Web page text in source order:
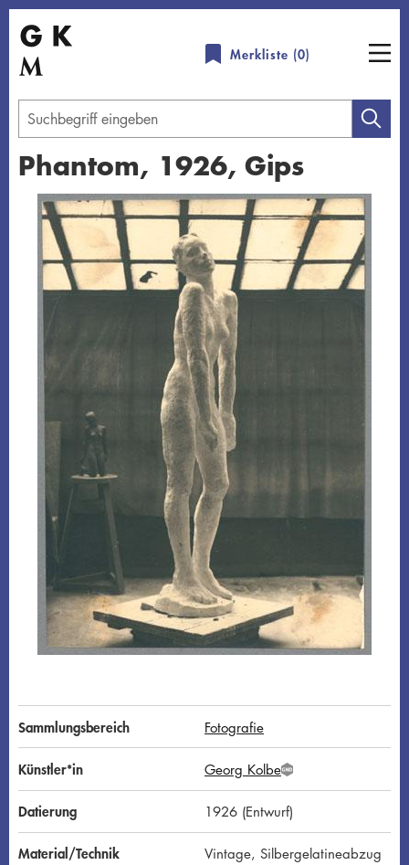
Direkt
zum
Inhalt
Merkliste (0)
Geben
Sie
einen
Suchbegriff
ein
Phantom, 1926, Gips
Übersicht schließen
Sammlungsbereich Fotografie
Künstler*in Georg KolbeG
N
D
Datierung 1926 (Entwurf)
Material/Technik Vintage, Silbergelatineabzug